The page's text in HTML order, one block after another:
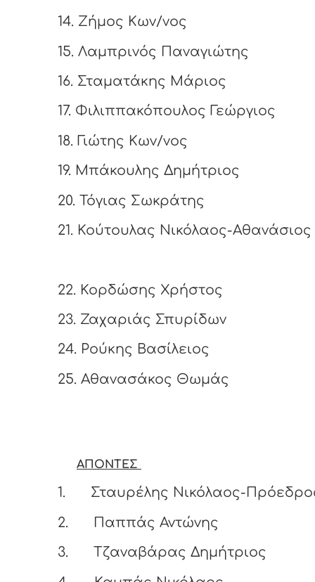
14. Ζήμος Κων/νος
15. Λαμπρινός Παναγιώτης
16. Σταματάκης Μάριος
17. Φιλιππακόπουλος Γεώργιος
18. Γιώτης Κων/νος
19. Μπάκουλης Δημήτριος
20. Τόγιας Σωκράτης
21. Κούτουλας Νικόλαος-Αθανάσιος
22. Κορδώσης Χρήστος
23. Ζαχαριάς Σπυρίδων
24. Ρούκης Βασίλειος
25. Αθανασάκος Θωμάς
ΑΠΟΝΤΕΣ
1. Σταυρέλης Νικόλαος-
2. Παππάς Αντώνης
3. Τζαναβάρας Δημήτριος